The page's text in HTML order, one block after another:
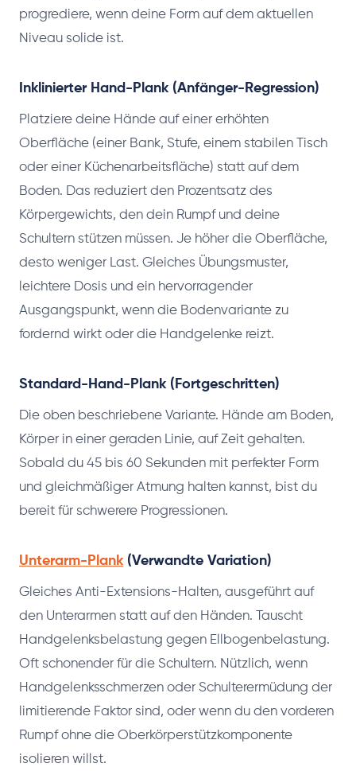
progrediere, wenn deine Form auf dem aktuellen
Niveau solide ist.
Inklinierter Hand-Plank (Anfänger-Regression)
Platziere deine Hände auf einer erhöhten
Oberfläche (einer Bank, Stufe, einem stabilen Tisch
oder einer Küchenarbeitsfläche) statt auf dem
Boden. Das reduziert den Prozentsatz des
Körpergewichts, den dein Rumpf und deine
Schultern stützen müssen. Je höher die Oberfläche,
desto weniger Last. Gleiches Übungsmuster,
leichtere Dosis und ein hervorragender
Ausgangspunkt, wenn die Bodenvariante zu
fordernd wirkt oder die Handgelenke reizt.
Standard-Hand-Plank (Fortgeschritten)
Die oben beschriebene Variante. Hände am Boden,
Körper in einer geraden Linie, auf Zeit gehalten.
Sobald du 45 bis 60 Sekunden mit perfekter Form
und gleichmäßiger Atmung halten kannst, bist du
bereit für schwerere Progressionen.
Unterarm-Plank (Verwandte Variation)
Gleiches Anti-Extensions-Halten, ausgeführt auf
den Unterarmen statt auf den Händen. Tauscht
Handgelenksbelastung gegen Ellbogenbelastung.
Oft schonender für die Schultern. Nützlich, wenn
Handgelenksschmerzen oder Schulterermüdung der
limitierende Faktor sind, oder wenn du den vorderen
Rumpf ohne die Oberkörperstützkomponente
isolieren willst.